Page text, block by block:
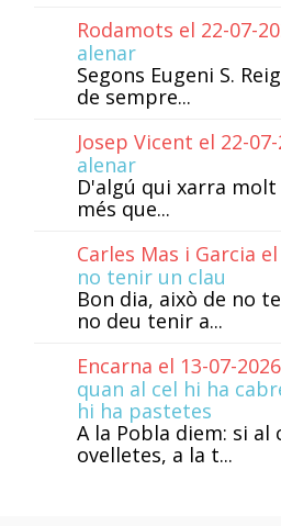
Rodamots el 22-07-
alenar
Segons Eugeni S.
de sempre...
Josep Vicent el 22-
alenar
D'algú qui xarra
més que...
Carles Mas i Garcia
no tenir un clau
Bon dia, això de no
no deu tenir a...
Encarna el 13-07-2026
quan al cel hi ha
hi ha pastetes
A la Pobla diem: si al
ovelletes, a la t...